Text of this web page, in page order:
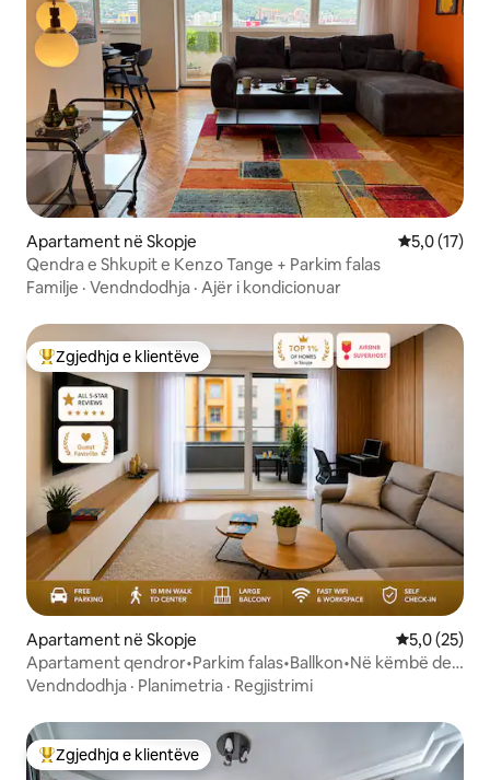
Apartament në Skopje Vlerësimi
5,0 (17)
Qendra e Shkupit e Kenzo Tange + Parkim falas
Familje · Vendndodhja · Ajër i kondicionuar
Më të mirat e zgjedhjeve të klientëve
Zgjedhja e klientëve
Apartament në Skopje Vlerësimi
5,0 (25)
Apartament qendror•Parkim falas•Ballkon•Në këmbë deri
në qendër
Vendndodhja · Planimetria · Regjistrimi
Më të mirat e zgjedhjeve të klientëve
Zgjedhja e klientëve